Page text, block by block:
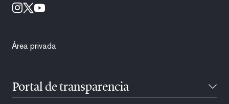
Área privada
Portal de transparencia